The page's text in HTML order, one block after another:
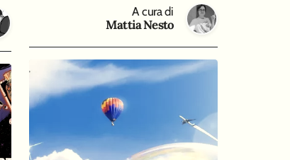
A cura di
Mattia Nesto